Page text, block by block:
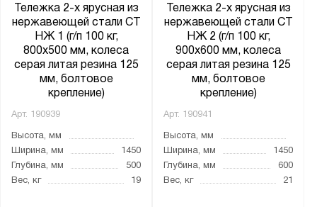
Тележка 2-х ярусная из
нержавеющей стали СТ
НЖ 1 (г/п 100 кг,
800x500 мм, колеса
серая литая резина 125
мм, болтовое
крепление)
Арт. 190939
Высота, мм
Ширина, мм
1450
Глубина, мм
500
Вес, кг
19
Тележка 2-х ярусная из
нержавеющей стали СТ
НЖ 2 (г/п 100 кг,
900x600 мм, колеса
серая литая резина 125
мм, болтовое
крепление)
Арт. 190941
Высота, мм
Ширина, мм
1450
Глубина, мм
600
Вес, кг
21
от до
Серия:
СТ НЖ
Показать Сбросить